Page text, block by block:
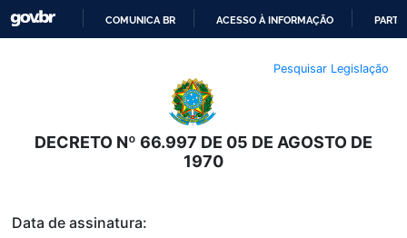
O
CONTEÚDO
COMUNICA BR ACESSO À INFORMAÇÃO
Pesquisar Legislação
DECRETO Nº 66.997 DE 05 DE AGOSTO DE
1970
Data de assinatura: